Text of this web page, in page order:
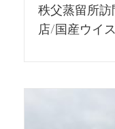
秩父蒸留所
店/国産ウイス